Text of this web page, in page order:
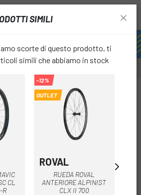
SIMILI
scorte di questo prodotto, ti
simili che abbiamo in stock
CL
R
-12%
OUTLET
ROVAL
RUEDA ROVAL
ANTERIORE ALPINIST
CLX II 700